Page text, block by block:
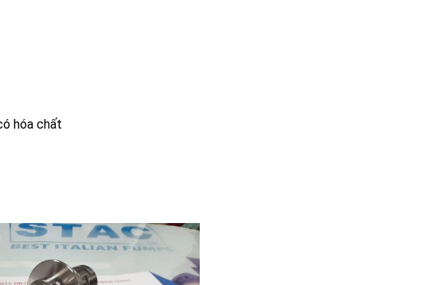
hóa chất